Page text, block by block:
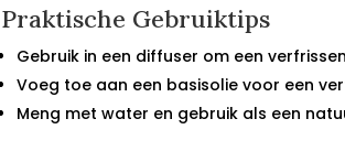
Praktische Gebruiktips
Gebruik in een diffuser om een
Voeg toe aan een basisolie voor een
Meng met water en gebruik als een